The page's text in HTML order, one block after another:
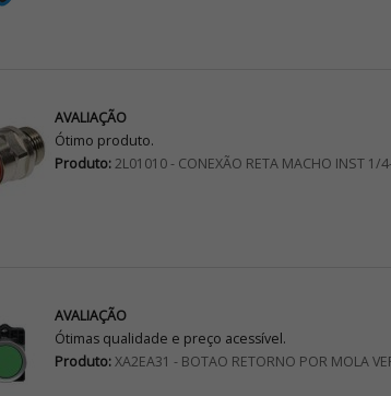
AVALIAÇÃO
Ótimo produto.
Produto:2L01010 - CONEXÃO RETA MACHO INST 1/
AVALIAÇÃO
Ótimas qualidade e preço acessível.
Produto:XA2EA31 - BOTAO RETORNO POR MOLA